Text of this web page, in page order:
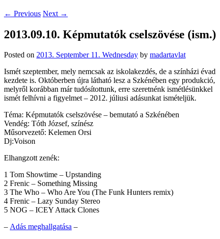
← Previous Next →
2013.09.10. Képmutatók cselszövése (ism.)
Posted on 2013. September 11. Wednesday by madartavlat
Ismét szeptember, mely nemcsak az iskolakezdés, de a színházi évad
kezdete is. Októberben újra látható lesz a Szkénében egy produkció,
melyről korábban már tudósítottunk, erre szeretnénk ismétlésünkkel
ismét felhívni a figyelmet – 2012. júliusi adásunkat ismételjük.
Téma: Képmutatók cselszövése – bemutató a Szkénében
Vendég: Tóth József, színész
Műsorvezető: Kelemen Orsi
Dj:Voison
Elhangzott zenék:
1 Tom Showtime – Upstanding
2 Frenic – Something Missing
3 The Who – Who Are You (The Funk Hunters remix)
4 Frenic – Lazy Sunday Stereo
5 NOG – ICEY Attack Clones
– Adás meghallgatása –